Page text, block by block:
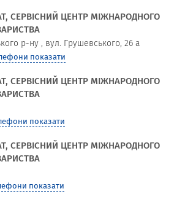
СЕРВІСНИЙ ЦЕНТР МІЖНАРОДНОГО
р-ну , вул. Грушевського, 26 а
показати
СЕРВІСНИЙ ЦЕНТР МІЖНАРОДНОГО
показати
СЕРВІСНИЙ ЦЕНТР МІЖНАРОДНОГО
показати